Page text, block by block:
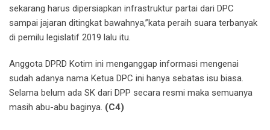
sekarang harus dipersiapkan infrastruktur partai dari DPC
sampai jajaran ditingkat bawahnya,”kata peraih suara terbanyak
di pemilu legislatif 2019 lalu itu.
Anggota DPRD Kotim ini menganggap informasi mengenai
sudah adanya nama Ketua DPC ini hanya sebatas isu biasa.
Selama belum ada SK dari DPP secara resmi maka semuanya
masih abu-abu baginya. (C4)